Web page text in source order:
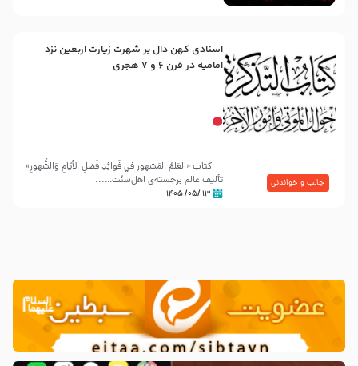
جالب و خواندنی
اسنادی کهن دال بر شهرت زیارت اربعین نزد
امامیه در قرن ۶ و ۷ هجری
کتاب «العَلَمُ المَشهور في فَوائِدِ فَضلِ الأيّامِ وَالشُّهورِ»
تألیف عالم برجسته‌ی اهل‌سنّت…...
۱۳ /۰۵/ ۱۴۰۵